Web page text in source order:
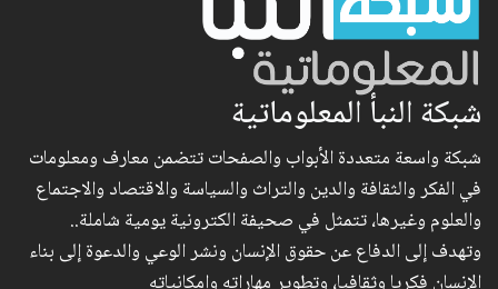
شبكة النبأ المعلوماتية
شبكة واسعة متعددة الأبواب والصفحات تتضمن معارف ومعلومات
في الفكر والثقافة والدين والتراث والسياسة والاقتصاد والاجتماع
والعلوم وغيرها، تتمثل في صحيفة الكترونية يومية شاملة..
وتهدف إلى الدفاع عن حقوق الإنسان ونشر الوعي والدعوة إلى بناء